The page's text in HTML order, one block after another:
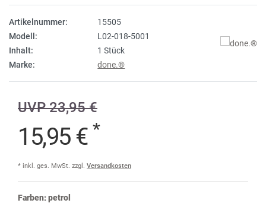
Artikelnummer:
15505
Modell:
L02-018-5001
Inhalt:
1 Stück
Marke:
done.®
UVP 23,95 €
15,95 € *
* inkl. ges. MwSt. zzgl. Versandkosten
Farben:petrol